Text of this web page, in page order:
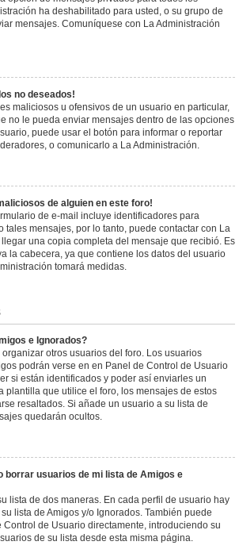
ha deshabilitado para usted, o su grupo de
mensajes. Comuníquese con La Administración
no deseados!
maliciosos u ofensivos de un usuario en particular,
no le pueda enviar mensajes dentro de las opciones
puede usar el botón para informar o reportar
o comunicarlo a La Administración.
de alguien en este foro!
de e-mail incluye identificadores para
tales mensajes, por lo tanto, puede contactar con La
una copia completa del mensaje que recibió. Es
la cabecera, ya que contiene los datos del usuario
tomará medidas.
e Ignorados?
otros usuarios del foro. Los usuarios
podrán verse en en Panel de Control de Usuario
si están identificados y poder así enviarles un
plantilla que utilice el foro, los mensajes de estos
resaltados. Si añade un usuario a su lista de
quedarán ocultos.
borrar usuarios de mi lista de Amigos e
lista de dos maneras. En cada perfil de usuario hay
lista de Amigos y/o Ignorados. También puede
Control de Usuario directamente, introduciendo su
de su lista desde esta misma página.